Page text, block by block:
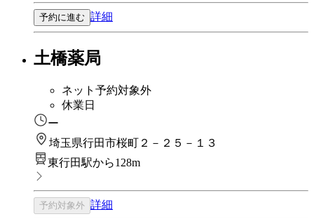
予約に進む 詳細
土橋薬局
ネット予約対象外
休業日
ー
埼玉県行田市桜町２－２５－１３
東行田駅から128m
予約対象外 詳細